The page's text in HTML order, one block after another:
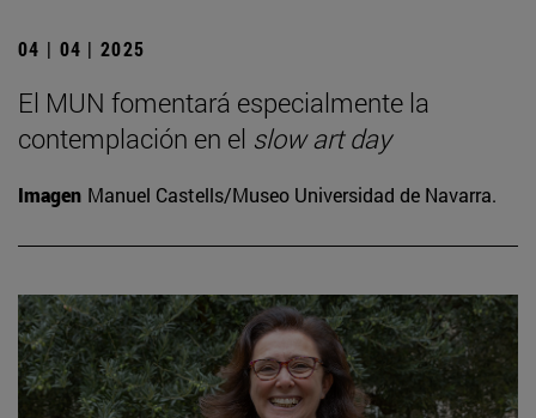
04 | 04 | 2025
El MUN fomentará especialmente la
contemplación en el slow art day
Imagen Manuel Castells/Museo Universidad de Navarra.